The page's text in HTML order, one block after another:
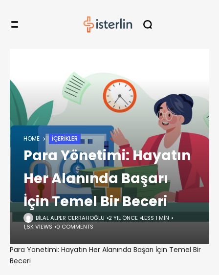
HOME İÇERIKLER
Para Yönetimi: Hayatın
Her Alanında Başarı
İçin Temel Bir Beceri
BILAL ALPER CERRAHOĞLU 2 YIL ÖNCE LESS 1 MIN
1,6K VIEWS
0 COMMENTS
Para Yönetimi: Hayatın Her Alanında Başarı İçin Temel Bir
Beceri